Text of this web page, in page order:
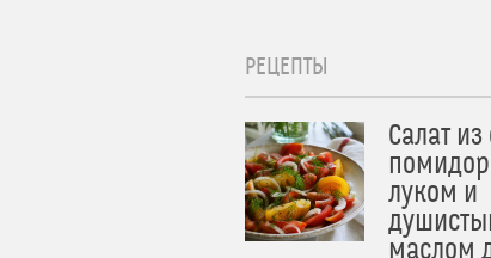
РЕЦЕПТЫ
Салат
луком и
маслом